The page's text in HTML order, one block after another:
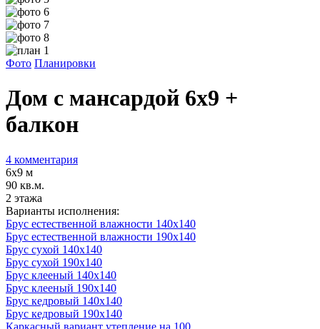
Фото Планировки
Дом с мансардой 6х9 +
балкон
4 комментария
6х9 м
90 кв.м.
2 этажа
Варианты исполнения:
Брус естественной влажности 140x140
Брус естественной влажности 190x140
Брус сухой 140x140
Брус сухой 190x140
Брус клееный 140x140
Брус клееный 190x140
Брус кедровый 140x140
Брус кедровый 190x140
Каркасный вариант утепление на 100